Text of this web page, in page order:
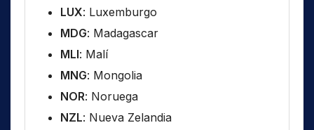
LUX: Luxemburgo
MDG: Madagascar
MLI: Malí
MNG: Mongolia
NOR: Noruega
NZL: Nueva Zelandia